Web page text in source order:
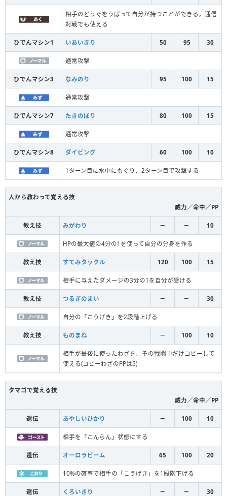
相手のどうぐをうばって自分が持つことができる。通信
対戦でも使える
ひでんマシン1 いあいぎり 50 95 30
通常攻撃
ひでんマシン3 なみのり 95 100 15
通常攻撃
ひでんマシン7 たきのぼり 80 100 15
通常攻撃
ひでんマシン8 ダイビング 60 100 10
1ターン目に水中にもぐり、2ターン目で攻撃する
人から教わって覚える技
威力／命中／PP
教え技 みがわり － － 10
HPの最大値の4分の1を使って自分の分身を作る
教え技 すてみタックル 120 100 15
相手に与えたダメージの3分の1を自分が受ける
教え技 つるぎのまい － － 30
自分の「こうげき」を2段階上げる
教え技 ものまね － 100 10
相手が最後に使ったわざを、その戦闘中だけコピーして
使える(コピーわざのPPは5)
タマゴで覚える技
威力／命中／PP
遺伝 あやしいひかり － 100 10
相手を「こんらん」状態にする
遺伝 オーロラビーム 65 100 20
10%の確率で相手の「こうげき」を1段階下げる
遺伝 くろいきり － － 30